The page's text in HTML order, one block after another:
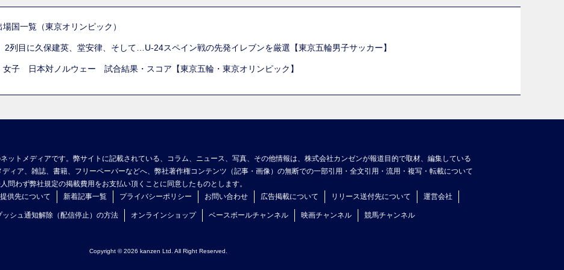
一覧（東京オリンピック）
2列目に久保建英、堂安律、そして…U-24スペイン戦の先発イレブンを厳選【東京五輪男子サッカー】
女子 日本対ノルウェー 試合結果・スコア【東京五輪・東京オリンピック】
ットメディアです。弊サイトに記載されている、コラム、ニュース、写真、その他情報は、株式会社カンゼンが報道目的で取材、編集している
ィア、雑誌、書籍、フリーペーパーなどへ、弊社著作権コンテンツ（記事・画像）の無断での一部引用・全文引用・流用・複写・転載について
問わず弊社規定の掲載費用をお支払い頂くことに同意したものとします。
供先について 新着記事一覧 プライバシーポリシー お問い合わせ 広告掲載について リリース送付先について 運営会社
ッシュ通知解除（配信停止）の方法 オンラインショップ ベースボールチャンネル 映画チャンネル 競馬チャンネル
Copyright © 2026 kanzen Ltd. All Right Reserved.